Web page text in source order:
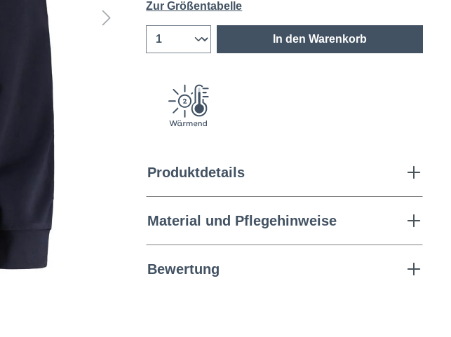
Zur Größentabelle
In den Warenkorb
Produktdetails
Material und Pflegehinweise
Bewertung